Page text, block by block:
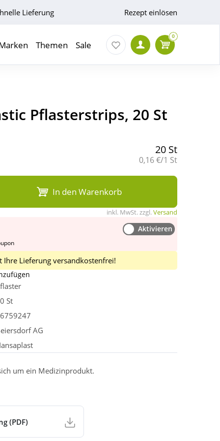
Lieferung Rezept einlösen
Themen Sale
0
Pflasterstrips, 20 St
20 St
Grundpreis:
0,16 €/1 St
In den Warenkorb
inkl. MwSt. zzgl.Versand
Aktivieren
Lieferung versandkostenfrei!
St
AG
um ein Medizinprodukt.
(PDF)